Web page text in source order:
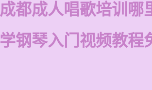
成都成人唱歌培训哪
学钢琴入门视频教程